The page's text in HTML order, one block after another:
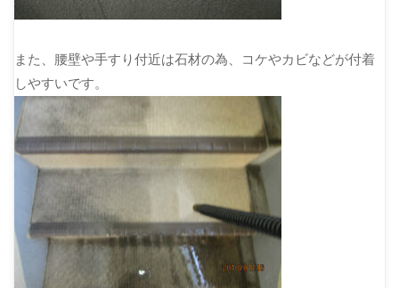
また、腰壁や手すり付近は石材の為、コケやカビなどが付着
しやすいです。